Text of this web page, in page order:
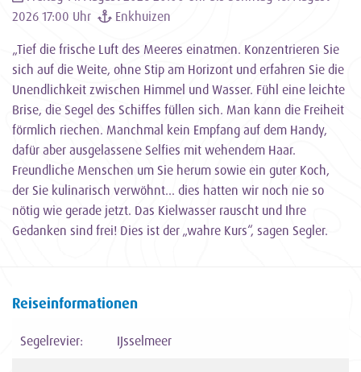
2026 17:00 Uhr
Enkhuizen
„Tief die frische Luft des Meeres einatmen. Konzentrieren Sie
sich auf die Weite, ohne Stip am Horizont und erfahren Sie die
Unendlichkeit zwischen Himmel und Wasser. Fühl eine leichte
Brise, die Segel des Schiffes füllen sich. Man kann die Freiheit
förmlich riechen. Manchmal kein Empfang auf dem Handy,
dafür aber ausgelassene Selfies mit wehendem Haar.
Freundliche Menschen um Sie herum sowie ein guter Koch,
der Sie kulinarisch verwöhnt… dies hatten wir noch nie so
nötig wie gerade jetzt. Das Kielwasser rauscht und Ihre
Gedanken sind frei! Dies ist der „wahre Kurs“, sagen Segler.
Reiseinformationen
Segelrevier: IJsselmeer